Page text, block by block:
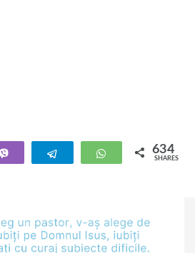
Telegram WhatsApp
634
SHARES